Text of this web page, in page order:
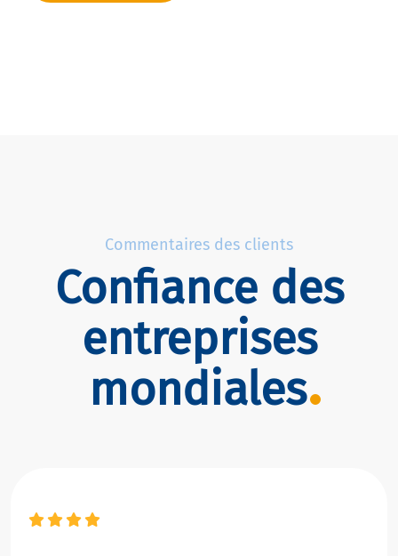
Commentaires des clients
Confiance des
entreprises
mondiales